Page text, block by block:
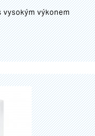
výkonem